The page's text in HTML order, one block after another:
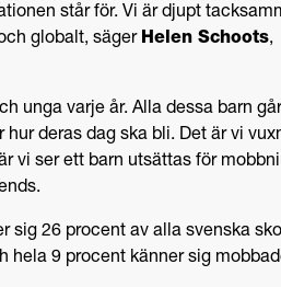
står för. Vi är djupt
globalt, säger Helen Schoots,
unga varje år. Alla dessa barn
deras dag ska bli. Det är vi
vi ser ett barn utsättas för
sig 26 procent av alla svenska
hela 9 procent känner sig